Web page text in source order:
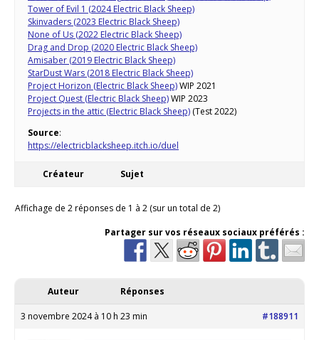
Tower of Evil 1 (2024 Electric Black Sheep)
Skinvaders (2023 Electric Black Sheep)
None of Us (2022 Electric Black Sheep)
Drag and Drop (2020 Electric Black Sheep)
Amisaber (2019 Electric Black Sheep)
StarDust Wars (2018 Electric Black Sheep)
Project Horizon (Electric Black Sheep)WIP 2021
Project Quest (Electric Black Sheep)WIP 2023
Projects in the attic (Electric Black Sheep) (Test 2022)
Source:
https://electricblacksheep.itch.io/duel
Créateur Sujet
Affichage de 2 réponses de 1 à 2 (sur un total de 2)
Partager sur vos réseaux sociaux préférés :
Auteur Réponses
3 novembre 2024 à 10 h 23 min #188911